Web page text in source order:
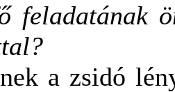
feladatának
a zsidó